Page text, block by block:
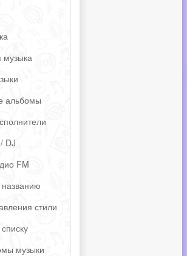
музыка
альбомы
DJ
FM
стили
музыки